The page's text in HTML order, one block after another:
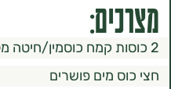
מים פושרים